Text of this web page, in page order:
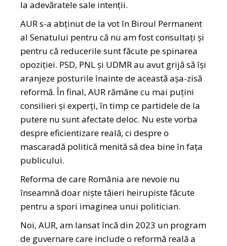
la adevăratele sale intenții.
AUR s-a abținut de la vot în Biroul Permanent
al Senatului pentru că nu am fost consultați și
pentru că reducerile sunt făcute pe spinarea
opoziției. PSD, PNL și UDMR au avut grijă să își
aranjeze posturile înainte de această așa-zisă
reformă. În final, AUR rămâne cu mai puțini
consilieri și experți, în timp ce partidele de la
putere nu sunt afectate deloc. Nu este vorba
despre eficientizare reală, ci despre o
mascaradă politică menită să dea bine în fața
publicului.
Reforma de care România are nevoie nu
înseamnă doar niște tăieri heirupiste făcute
pentru a spori imaginea unui politician.
Noi, AUR, am lansat încă din 2023 un program
de guvernare care include o reformă reală a